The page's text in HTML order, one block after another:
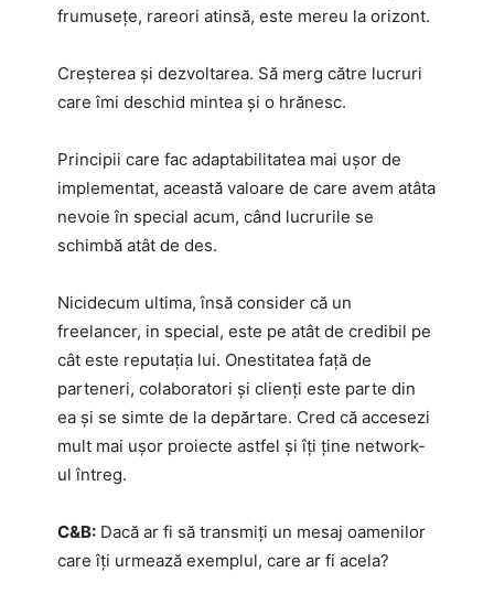
frumusețe, rareori atinsă, este mereu la orizont.
Creșterea și dezvoltarea. Să merg către lucruri
care îmi deschid mintea și o hrănesc.
Principii care fac adaptabilitatea mai ușor de
implementat, această valoare de care avem atâta
nevoie în special acum, când lucrurile se
schimbă atât de des.
Nicidecum ultima, însă consider că un
freelancer, in special, este pe atât de credibil pe
cât este reputația lui. Onestitatea față de
parteneri, colaboratori și clienți este parte din
ea și se simte de la depărtare. Cred că accesezi
mult mai ușor proiecte astfel și îți ține network-
ul întreg.
C&B: Dacă ar fi să transmiți un mesaj oamenilor
care îți urmează exemplul, care ar fi acela?